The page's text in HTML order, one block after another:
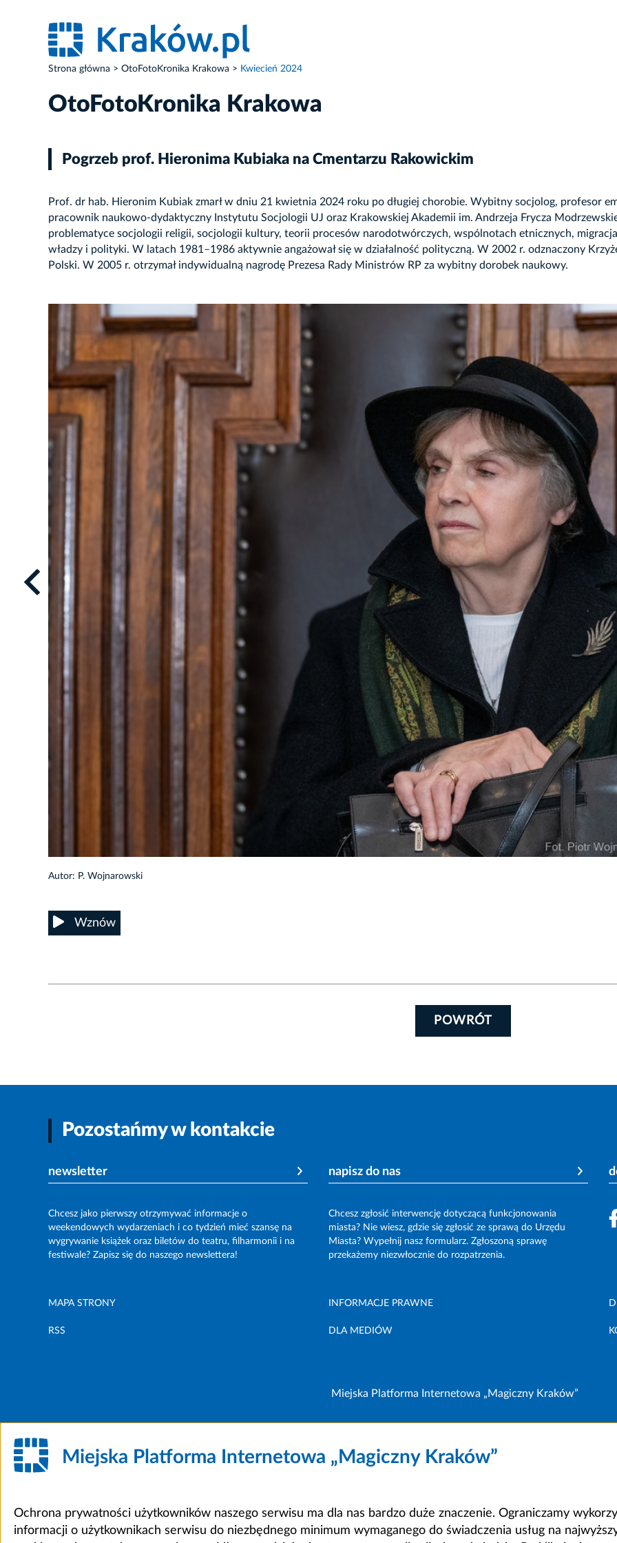
Strona główna OtoFotoKronika Krakowa Kwiecień 2024
OtoFotoKronika Krakowa
Pogrzeb prof. Hieronima Kubiaka na Cmentarzu Rakowickim
Prof. dr hab. Hieronim Kubiak zmarł w dniu 21 kwietnia 2024 roku po długiej chorobie. Wybitny socjolog, profesor
pracownik naukowo-dydaktyczny Instytutu Socjologii UJ oraz Krakowskiej Akademii im. Andrzeja Frycza
problematyce socjologii religii, socjologii kultury, teorii procesów narodotwórczych, wspólnotach etnicznych,
władzy i polityki. W latach 1981–1986 aktywnie angażował się w działalność polityczną. W 2002 r. odznaczony
Polski. W 2005 r. otrzymał indywidualną nagrodę Prezesa Rady Ministrów RP za wybitny dorobek naukowy.
Autor: P. Wojnarowski
Wznów
POWRÓT
Pozostańmy w kontakcie
newsletter
Chcesz jako pierwszy otrzymywać informacje o
weekendowych wydarzeniach i co tydzień mieć szansę na
wygrywanie książek oraz biletów do teatru, filharmonii i na
festiwale? Zapisz się do naszego newslettera!
napisz do nas
Chcesz zgłosić interwencję dotyczącą funkcjonowania
miasta? Nie wiesz, gdzie się zgłosić ze sprawą do Urzędu
Miasta? Wypełnij nasz formularz. Zgłoszoną sprawę
przekażemy niezwłocznie do rozpatrzenia.
MAPA STRONY INFORMACJE PRAWNE
RSS DLA MEDIÓW
Miejska Platforma Internetowa „Magiczny Kraków”
Miejska Platforma Internetowa „Magiczny Kraków”
Ochrona prywatności użytkowników naszego serwisu ma dla nas bardzo duże znaczenie. Ograniczamy
informacji o użytkownikach serwisu do niezbędnego minimum wymaganego do świadczenia usług na